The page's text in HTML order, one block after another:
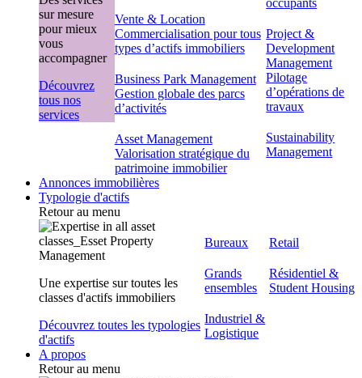
sur mesure
pour mieux
vous
accompagner
Découvrez
tous nos
services
Vente & Location
Commercialisation pour tous
types d’actifs immobiliers
Business Park Management
Gestion globale des parcs
d’activités
Asset Management
Valorisation stratégique du
patrimoine immobilier
occupants
Project &
Development
Management
Pilotage
d’opérations de
travaux
Sustainability
Management
Annonces immobilières
Typologie d'actifs
Retour au menu
Une expertise sur toutes les
classes d'actifs immobiliers
Découvrez toutes les typologies
d'actifs
Bureaux
Grands
ensembles
Industriel &
Logistique
Retail
Résidentiel &
Student Housing
A propos
Retour au menu